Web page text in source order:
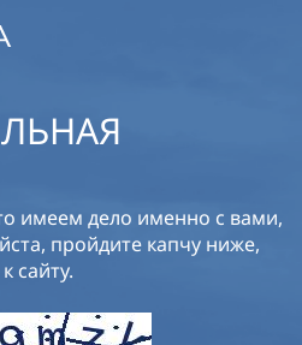
имеем дело именно с вами,
пройдите капчу ниже,
сайту.